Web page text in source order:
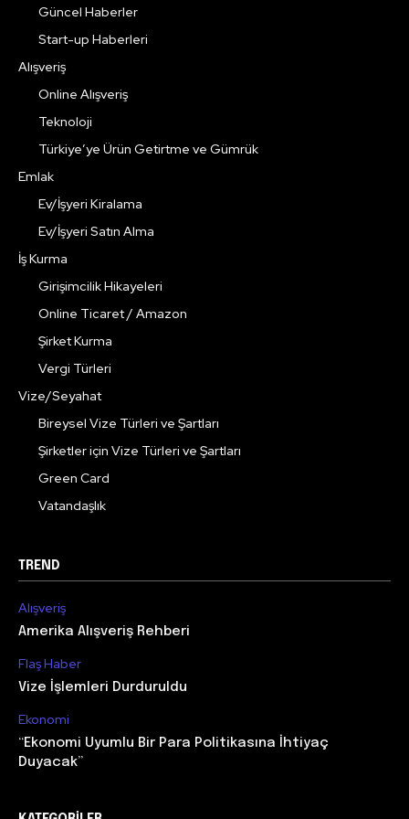
Güncel Haberler
Start-up Haberleri
Alışveriş
Online Alışveriş
Teknoloji
Türkiye’ye Ürün Getirtme ve Gümrük
Emlak
Ev/İşyeri Kiralama
Ev/İşyeri Satın Alma
İş Kurma
Girişimcilik Hikayeleri
Online Ticaret / Amazon
Şirket Kurma
Vergi Türleri
Vize/Seyahat
Bireysel Vize Türleri ve Şartları
Şirketler için Vize Türleri ve Şartları
Green Card
Vatandaşlık
TREND
Alışveriş
Amerika Alışveriş Rehberi
Flaş Haber
Vize İşlemleri Durduruldu
Ekonomi
“Ekonomi Uyumlu Bir Para Politikasına İhtiyaç
Duyacak”